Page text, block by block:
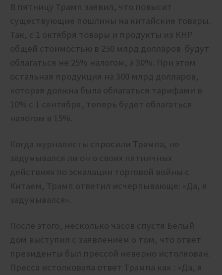
В пятницу Трамп заявил, что повысит
существующие пошлины на китайские товары.
Так, с 1 октября товары и продукты из КНР
общей стоимостью в 250 млрд долларов будут
облагаться не 25% налогом, а 30%. При этом
остальная продукция на 300 млрд долларов,
которая должна была облагаться тарифами в
10% с 1 сентября, теперь будет облагаться
налогом в 15%.
Когда журналисты спросили Трампа, не
задумывался ли он о своих пятничных
действиях по эскалации торговой войны с
Китаем, Трамп ответил исчерпывающе: «Да, я
задумывался».
После этого, несколько часов спустя Белый
дом выступил с заявлением о том, что ответ
президенты был прессой неверно истолкован.
Пресса истолковала ответ Трампа как : «Да, я